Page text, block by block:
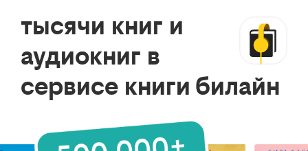
тысячи книг и
аудиокниг в
сервисе книги билайн